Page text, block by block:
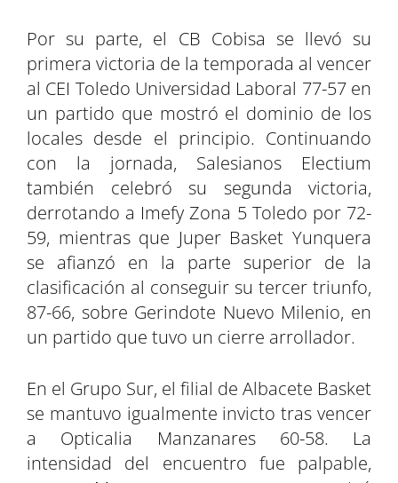
Por su parte, el CB Cobisa se llevó su
primera victoria de la temporada al vencer
al CEI Toledo Universidad Laboral 77-57 en
un partido que mostró el dominio de los
locales desde el principio. Continuando
con la jornada, Salesianos Electium
también celebró su segunda victoria,
derrotando a Imefy Zona 5 Toledo por 72-
59, mientras que Juper Basket Yunquera
se afianzó en la parte superior de la
clasificación al conseguir su tercer triunfo,
87-66, sobre Gerindote Nuevo Milenio, en
un partido que tuvo un cierre arrollador.
En el Grupo Sur, el filial de Albacete Basket
se mantuvo igualmente invicto tras vencer
a Opticalia Manzanares 60-58. La
intensidad del encuentro fue palpable,